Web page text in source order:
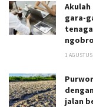
gara-
1
jalan